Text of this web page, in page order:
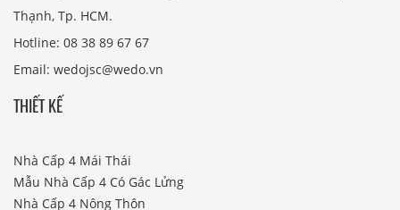
Thạnh, Tp. HCM.
Hotline: 08 38 89 67 67
Email: wedojsc@wedo.vn
THIẾT KẾ
Nhà Cấp 4 Mái Thái
Mẫu Nhà Cấp 4 Có Gác Lửng
Nhà Cấp 4 Nông Thôn